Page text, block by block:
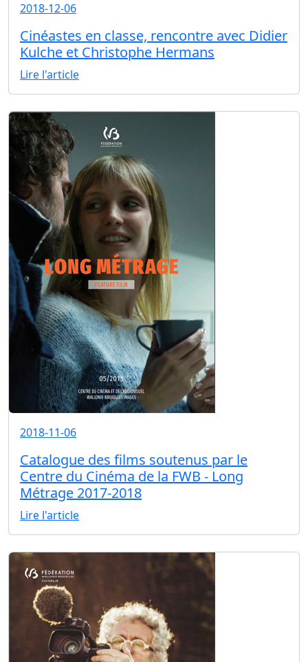
2018-12-06
Cinéastes en classe, rencontre avec Didier
Kulche et Christophe Hermans
Lire l'article
2018-11-06
Catalogue des films soutenus par le
Centre du Cinéma de la FWB - Long
Métrage 2017-2018
Lire l'article